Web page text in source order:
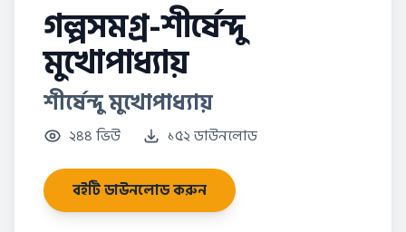
গল্পসমগ্র-শীর্ষেন্দু
মুখোপাধ্যায়
শীর্ষেন্দু মুখোপাধ্যায়
২৪৪ ভিউ ১৫২ ডাউনলোড
বইটি ডাউনলোড করুন